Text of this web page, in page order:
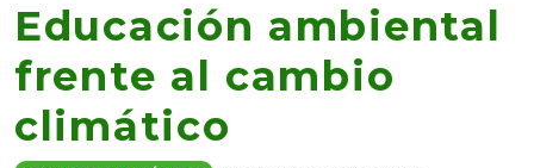
Educación ambiental
frente al cambio
climático